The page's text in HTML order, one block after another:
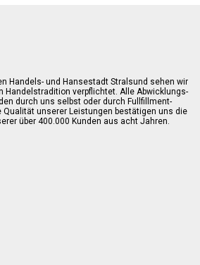
Handels- und Hansestadt Stralsund sehen wir
Handelstradition verpflichtet. Alle Abwicklungs-
durch uns selbst oder durch Fullfillment-
Qualität unserer Leistungen bestätigen uns die
über 400.000 Kunden aus acht Jahren.